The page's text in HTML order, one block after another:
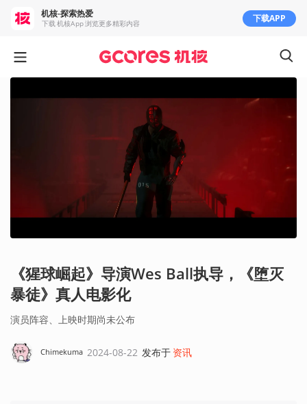
《猩球崛起》导演Wes Ball执导，《堕灭
暴徒》真人电影化
演员阵容、上映时期尚未公布
Chimekuma 2024-08-22 发布于 资讯
机核-探索热爱
下载 机核App 浏览更多精彩内容 下载APP